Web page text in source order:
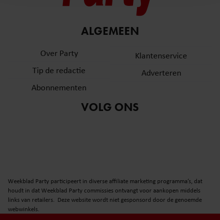
en om ons websiteverkeer te analyseren. Ook delen we
informatie over uw gebruik van onze site met onze
partners voor social media, adverteren en analyse. Deze
informatie die u aan ze heeft verstrekt of die ze hebben
gaat akkoord met onze cookies als u onze website blijft
gebruiken.
ALGEMEEN
Over Party
Tip de redactie
Abonnementen
Klantenservice
Adverteren
VOLG ONS
Weekblad Party participeert in diverse affiliate marketing programma’s, dat
houdt in dat Weekblad Party commissies ontvangt voor aankopen middels
links van retailers. Deze website wordt niet gesponsord door de genoemde
webwinkels.